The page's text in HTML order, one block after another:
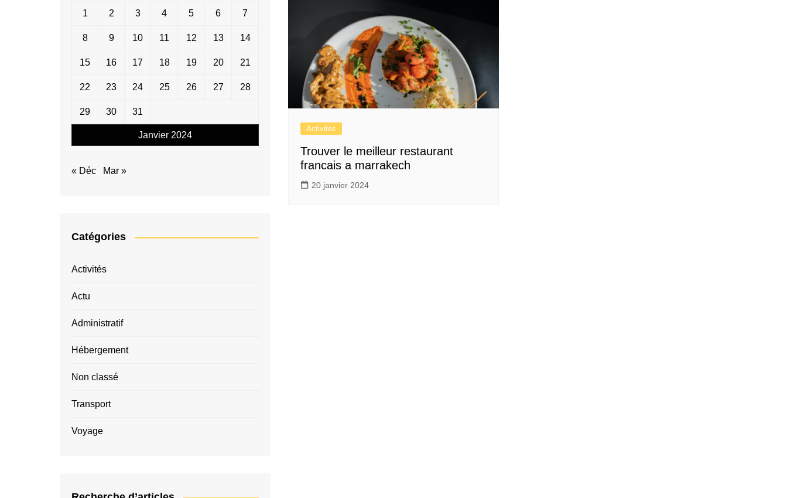
Activités
Trouver le meilleur restaurant
francais a marrakech
20 janvier 2024
Janvier 2024
1 2 3 4 5 6 7
8 9 10 11 12 13 14
15 16 17 18 19 20 21
22 23 24 25 26 27 28
29 30 31
« Déc Mar »
Catégories
Activités
Actu
Administratif
Hébergement
Non classé
Transport
Voyage